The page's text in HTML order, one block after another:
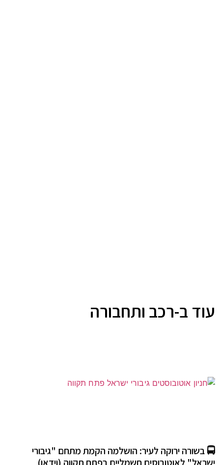
עוד ב-רכב ותחבורה
🚍 בשורה ירוקה לעיר: הושלמה הקמת מתחם "גיבורי